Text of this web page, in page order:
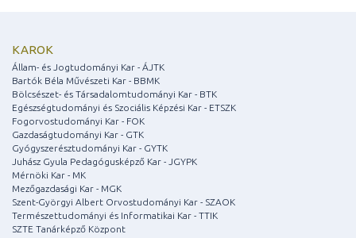
KAROK
Állam- és Jogtudományi Kar - ÁJTK
Bartók Béla Művészeti Kar - BBMK
Bölcsészet- és Társadalomtudományi Kar - BTK
Egészségtudományi és Szociális Képzési Kar - ETSZK
Fogorvostudományi Kar - FOK
Gazdaságtudományi Kar - GTK
Gyógyszerésztudományi Kar - GYTK
Juhász Gyula Pedagógusképző Kar - JGYPK
Mérnöki Kar - MK
Mezőgazdasági Kar - MGK
Szent-Györgyi Albert Orvostudományi Kar - SZAOK
Természettudományi és Informatikai Kar - TTIK
SZTE Tanárképző Központ